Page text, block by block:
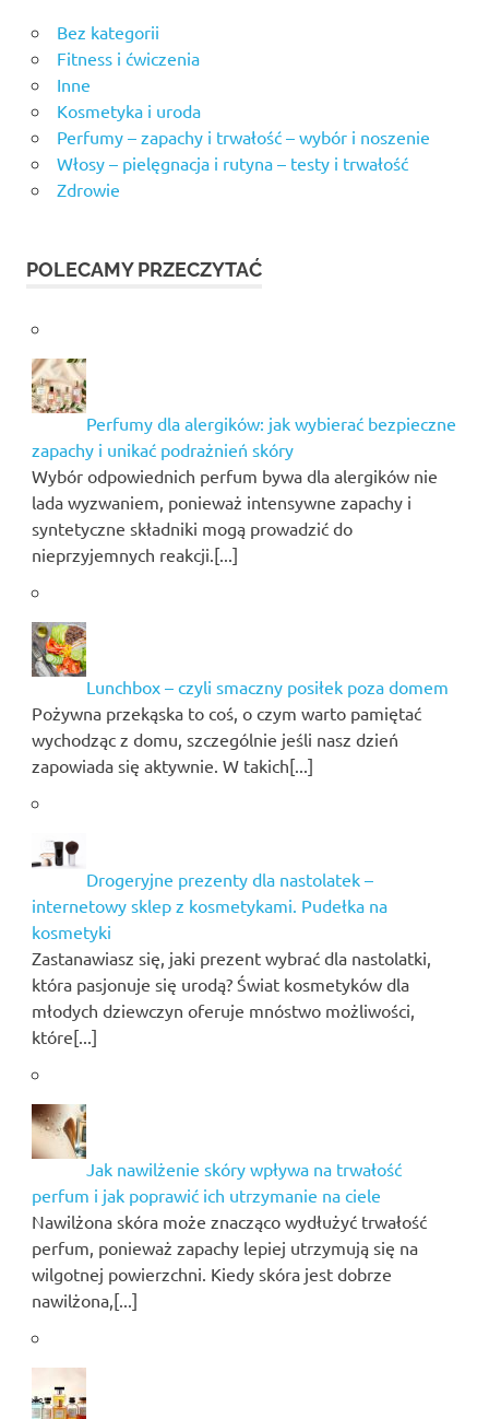
Bez kategorii
Fitness i ćwiczenia
Inne
Kosmetyka i uroda
Perfumy – zapachy i trwałość – wybór i noszenie
Włosy – pielęgnacja i rutyna – testy i trwałość
Zdrowie
POLECAMY PRZECZYTAĆ
Perfumy dla alergików: jak wybierać bezpieczne
zapachy i unikać podrażnień skóry
Wybór odpowiednich perfum bywa dla alergików nie
lada wyzwaniem, ponieważ intensywne zapachy i
syntetyczne składniki mogą prowadzić do
nieprzyjemnych reakcji.[...]
Lunchbox – czyli smaczny posiłek poza domem
Pożywna przekąska to coś, o czym warto pamiętać
wychodząc z domu, szczególnie jeśli nasz dzień
zapowiada się aktywnie. W takich[...]
Drogeryjne prezenty dla nastolatek –
internetowy sklep z kosmetykami. Pudełka na
kosmetyki
Zastanawiasz się, jaki prezent wybrać dla nastolatki,
która pasjonuje się urodą? Świat kosmetyków dla
młodych dziewczyn oferuje mnóstwo możliwości,
które[...]
Jak nawilżenie skóry wpływa na trwałość
perfum i jak poprawić ich utrzymanie na ciele
Nawilżona skóra może znacząco wydłużyć trwałość
perfum, ponieważ zapachy lepiej utrzymują się na
wilgotnej powierzchni. Kiedy skóra jest dobrze
nawilżona,[...]